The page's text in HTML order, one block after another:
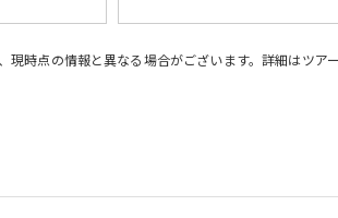
時点の情報と異なる場合がございます。詳細はツア